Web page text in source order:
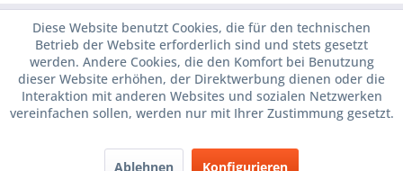
Diese Website benutzt Cookies, die für den technischen
Betrieb der Website erforderlich sind und stets gesetzt
werden. Andere Cookies, die den Komfort bei Benutzung
dieser Website erhöhen, der Direktwerbung dienen oder die
Interaktion mit anderen Websites und sozialen Netzwerken
vereinfachen sollen, werden nur mit Ihrer Zustimmung gesetzt.
Ablehnen Konfigurieren